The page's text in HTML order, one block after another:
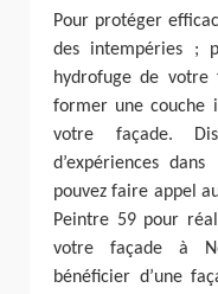
Pour protéger
des intempéries ;
hydrofuge de votre
former une couche
votre façade.
d’expériences
pouvez faire appel
Peintre 59 pour
votre façade à
bénéficier d’une